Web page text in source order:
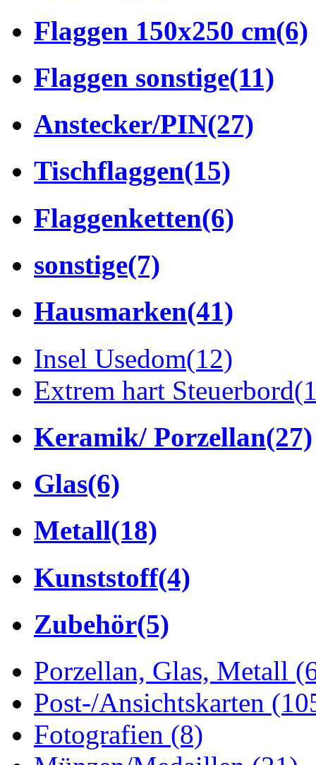
Flaggen 150x250 cm(6)
Flaggen sonstige(11)
Anstecker/PIN(27)
Tischflaggen(15)
Flaggenketten(6)
sonstige(7)
Hausmarken(41)
Insel Usedom(12)
Extrem hart Steuerbord
Keramik/ Porzellan(27)
Glas(6)
Metall(18)
Kunststoff(4)
Zubehör(5)
Porzellan, Glas, Metall
Post-/Ansichtskarten
Fotografien (8)